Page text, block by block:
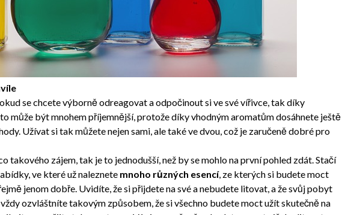
se chcete výborně odreagovat a odpočinout si ve své vířivce, tak díky
to může být mnohem příjemnější, protože díky vhodným aromatům dosáhnete ještě
Užívat si tak můžete nejen sami, ale také ve dvou, což je zaručeně dobré pro
takového zájem, tak je to jednodušší, než by se mohlo na první pohled zdát. Stačí
ve které už naleznete mnoho různých esencí, ze kterých si budete moct
jenom dobře. Uvidíte, že si přijdete na své a nebudete litovat, a že svůj pobyt
ozvláštníte takovým způsobem, že si všechno budete moct užít skutečně na